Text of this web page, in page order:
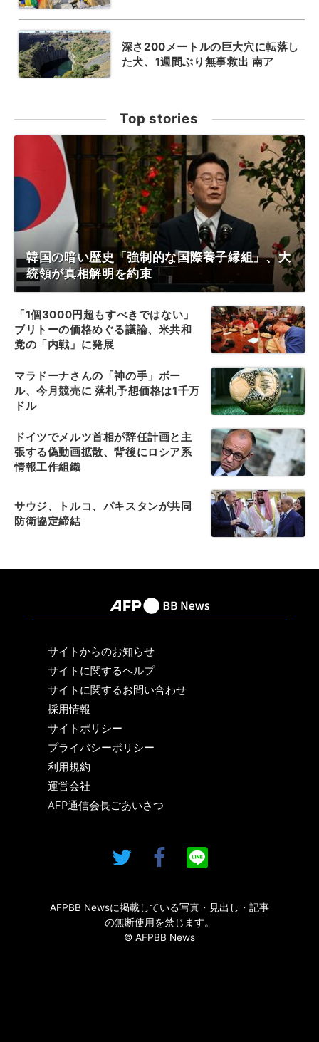
深さ200メートルの巨大穴に転落し
た犬、1週間ぶり無事救出 南ア
Top stories
韓国の暗い歴史「強制的な国際養子縁組」、大
統領が真相解明を約束
「1個3000円超もすべきではない」
ブリトーの価格めぐる議論、米共和
党の「内戦」に発展
マラドーナさんの「神の手」ボー
ル、今月競売に 落札予想価格は1千万
ドル
ドイツでメルツ首相が辞任計画と主
張する偽動画拡散、背後にロシア系
情報工作組織
サウジ、トルコ、パキスタンが共同
防衛協定締結
サイトからのお知らせ
サイトに関するヘルプ
サイトに関するお問い合わせ
採用情報
サイトポリシー
プライバシーポリシー
利用規約
運営会社
AFP通信会長ごあいさつ
AFPBB Newsに掲載している写真・見出し・記事
の無断使用を禁じます。
© AFPBB News